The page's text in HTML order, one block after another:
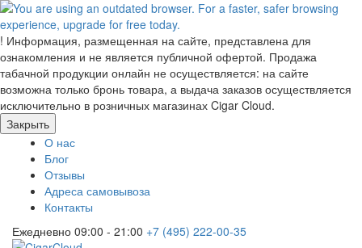
! Информация, размещенная на сайте, представлена для
ознакомления и не является публичной офертой. Продажа
табачной продукции онлайн не осуществляется: на сайте
возможна только бронь товара, а выдача заказов осуществляется
исключительно в розничных магазинах Cigar Cloud.
Закрыть
О нас
Блог
Отзывы
Адреса самовывоза
Контакты
Ежедневно 09:00 - 21:00 +7 (495) 222-00-35